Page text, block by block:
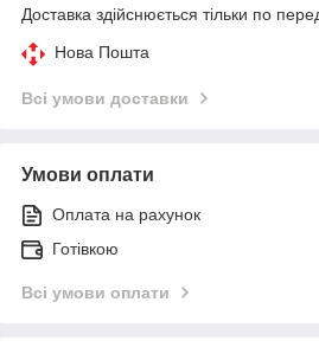
Доставка здійснюється тільки по
Нова Пошта
Всі умови доставки
Умови оплати
Оплата на рахунок
Готівкою
Всі умови оплати